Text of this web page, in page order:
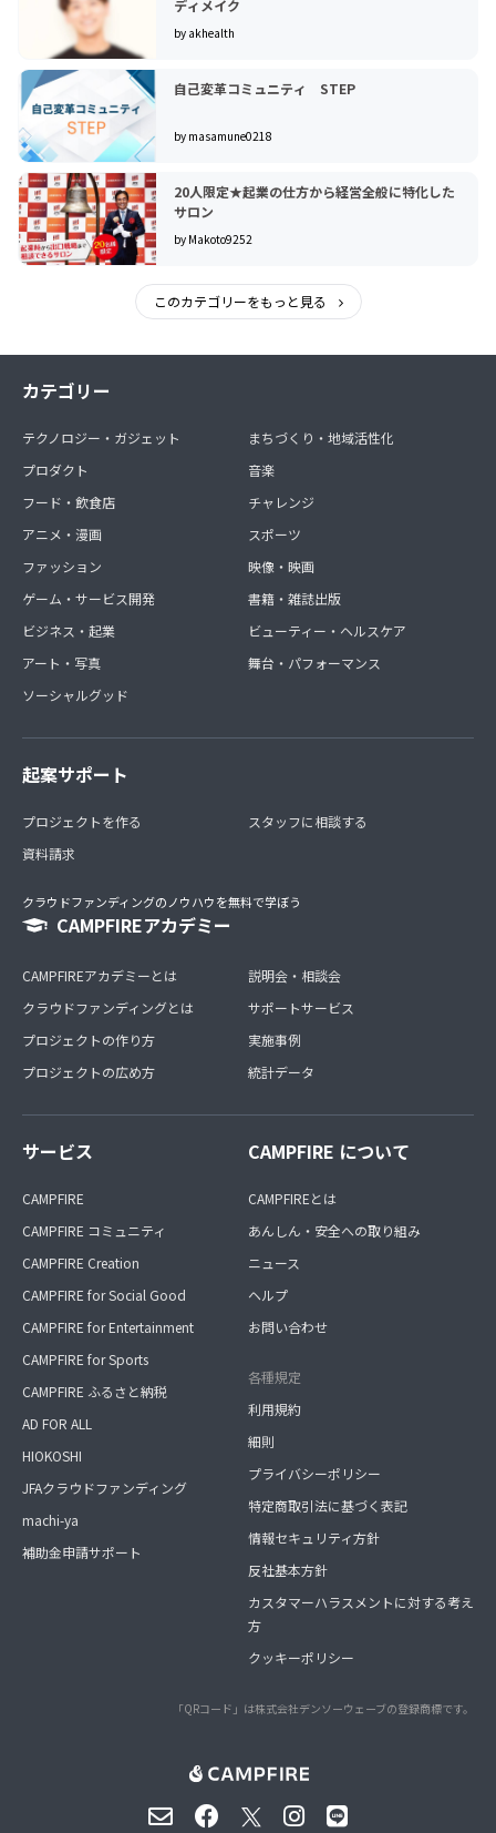
ディメイク
by akhealth
自己変革コミュニティ STEP
by masamune0218
20人限定★起業の仕方から経営全般に特化した
サロン
by Makoto9252
このカテゴリーをもっと見る
カテゴリー
テクノロジー・ガジェット
プロダクト
フード・飲食店
アニメ・漫画
ファッション
ゲーム・サービス開発
ビジネス・起業
アート・写真
ソーシャルグッド
まちづくり・地域活性化
音楽
チャレンジ
スポーツ
映像・映画
書籍・雑誌出版
ビューティー・ヘルスケア
舞台・パフォーマンス
起案サポート
プロジェクトを作る
資料請求
スタッフに相談する
クラウドファンディングのノウハウを無料で学ぼう
CAMPFIREアカデミー
CAMPFIREアカデミーとは
クラウドファンディングとは
プロジェクトの作り方
プロジェクトの広め方
説明会・相談会
サポートサービス
実施事例
統計データ
サービス
CAMPFIRE
CAMPFIRE コミュニティ
CAMPFIRE Creation
CAMPFIRE for Social Good
CAMPFIRE for Entertainment
CAMPFIRE for Sports
CAMPFIRE ふるさと納税
AD FOR ALL
HIOKOSHI
JFAクラウドファンディング
machi-ya
補助金申請サポート
CAMPFIRE について
CAMPFIREとは
あんしん・安全への取り組み
ニュース
ヘルプ
お問い合わせ
各種規定
利用規約
細則
プライバシーポリシー
特定商取引法に基づく表記
情報セキュリティ方針
反社基本方針
カスタマーハラスメントに対する考え
方
クッキーポリシー
「QRコード」は株式会社デンソーウェーブの登録商標です。